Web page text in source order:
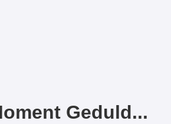
Geduld...